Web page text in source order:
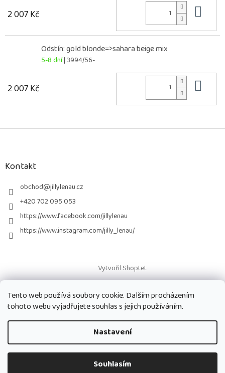
Tento web používá soubory cookie. Dalším procházením
tohoto webu vyjadřujete souhlas s jejich používáním.
Nastavení
Souhlasím
2 007 Kč
Odstín: gold blonde=>sahara beige mix
5-8 dní| 3994/56-
2 007 Kč
Z
Kontakt
obchod@jillylenau.cz
+420 702 095 053
https://www.facebook.com/jillylenau
https://www.instagram.com/jilly_lenau/
Vytvořil Shoptet
Copyright 2026Paruky Jilly Lenau s.r.o.. Všechna práva vyhrazena.